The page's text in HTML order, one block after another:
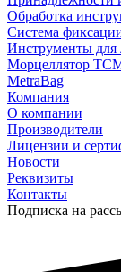
Обработка
Система
Инструменты для
Морцеллятор
MetraBag
Компания
О компании
Производители
Лицензии и
Новости
Реквизиты
Контакты
Подписка на